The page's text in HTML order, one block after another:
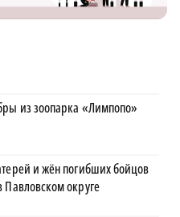
из зоопарка «Лимпопо»
и жён погибших бойцов
округе